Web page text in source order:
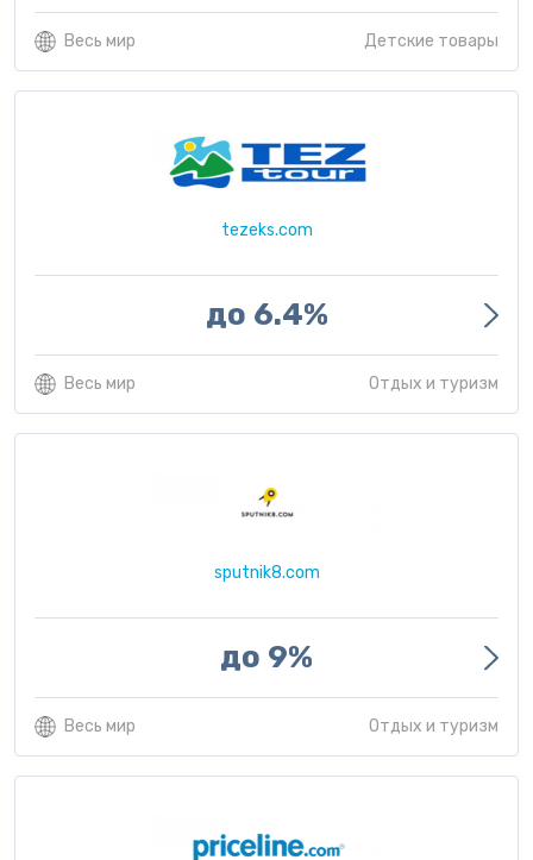
Весь мир Детские товары
tezeks.com
до 6.4%
Весь мир Отдых и туризм
sputnik8.com
до 9%
Весь мир Отдых и туризм